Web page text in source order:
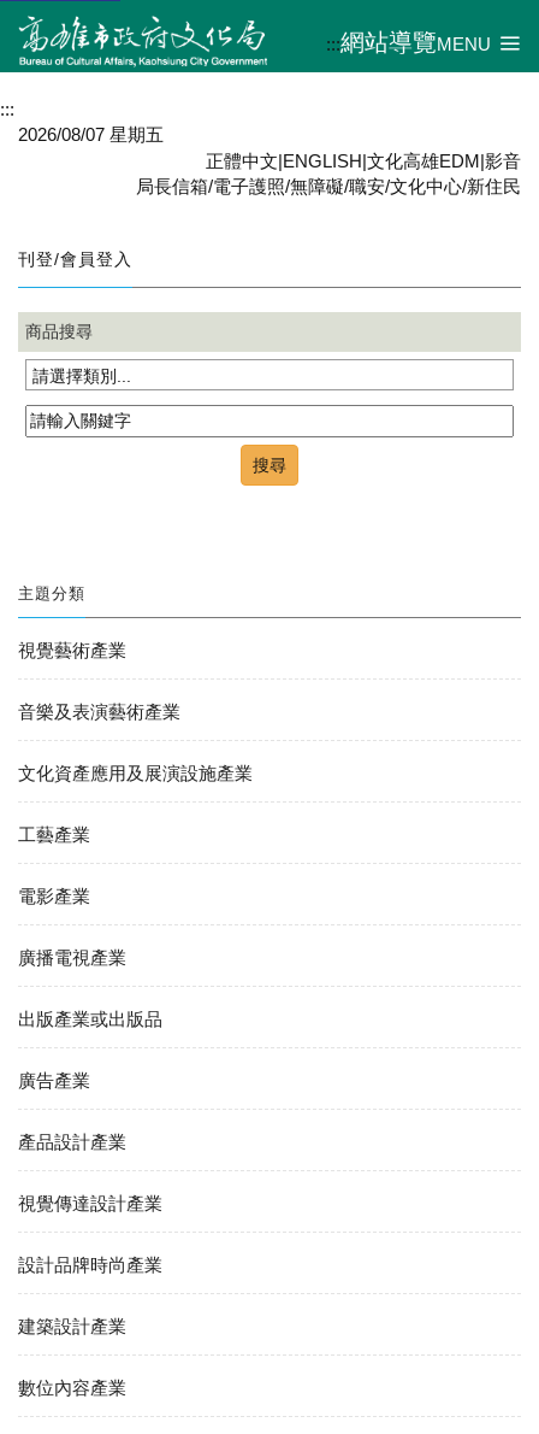
:::網站導覽MENU
:::
2026/08/07 星期五
正體中文|ENGLISH|文化高雄EDM|影音
局長信箱/電子護照/無障礙/職安/文化中心/新住民
刊登/會員登入
商品搜尋
請選擇類別...
搜尋
主題分類
視覺藝術產業
音樂及表演藝術產業
文化資產應用及展演設施產業
工藝產業
電影產業
廣播電視產業
出版產業或出版品
廣告產業
產品設計產業
視覺傳達設計產業
設計品牌時尚產業
建築設計產業
數位內容產業